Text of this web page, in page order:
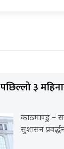
पछिल्लो ३
काठमाण्डु –
सुशासन